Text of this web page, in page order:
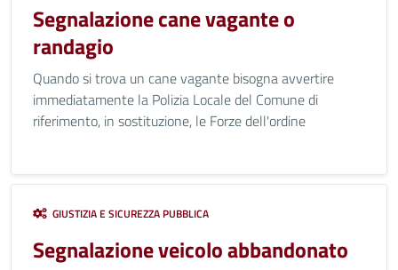
Segnalazione cane vagante o
randagio
Quando si trova un cane vagante bisogna avvertire
immediatamente la Polizia Locale del Comune di
riferimento, in sostituzione, le Forze dell'ordine
GIUSTIZIA E SICUREZZA PUBBLICA
Segnalazione veicolo abbandonato